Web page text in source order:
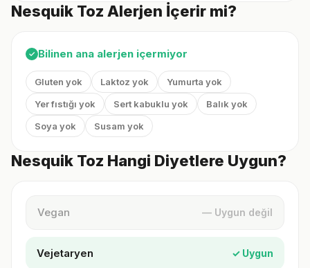
Nesquik Toz Alerjen İçerir mi?
✓ Bilinen ana alerjen içermiyor
Gluten yok Laktoz yok
Yumurta yok
Yer fıstığı yok
Sert kabuklu yok
Balık yok
Soya yok
Susam yok
Nesquik Toz Hangi Diyetlere Uygun?
Vegan — Uygun değil
Vejetaryen ✓ Uygun